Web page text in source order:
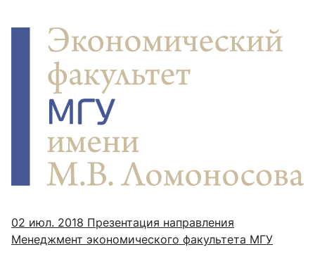
02 июл. 2018 Презентация направления
Менеджмент экономического факультета МГУ